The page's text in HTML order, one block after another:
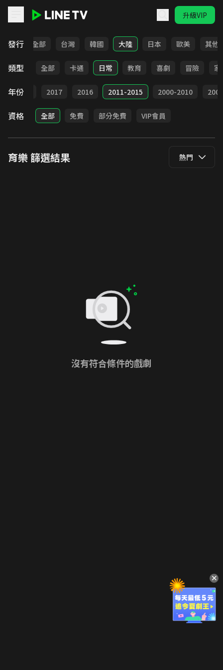
升級VIP
發行 全部 台灣 韓國 大陸 日本 歐美 其他
類型 全部 卡通 日常 教育 喜劇 冒險 家
年份
2018 2017 2016 2011-2015 2000-2010
資格 全部 免費 部分免費 VIP會員
育樂篩選結果 熱門
沒有符合條件的戲劇